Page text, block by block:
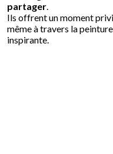
partager
Ils offrent un moment
même à travers la
inspirante.